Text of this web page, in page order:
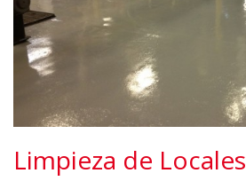
Limpieza de Locales